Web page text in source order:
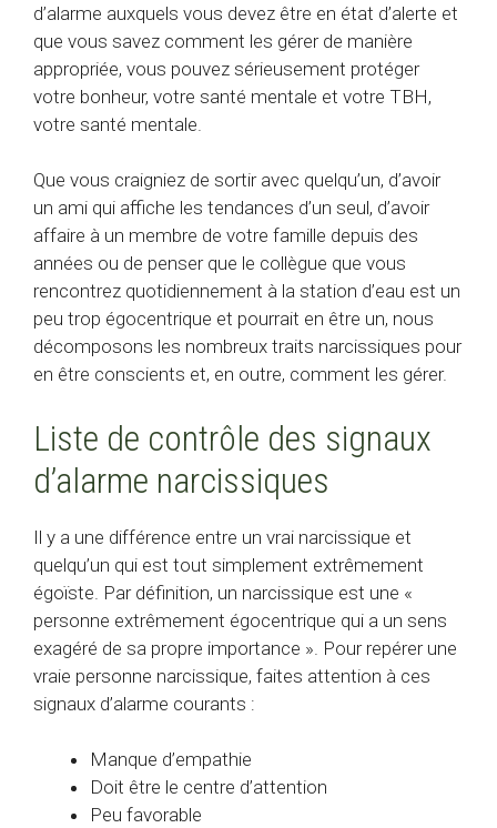
d’alarme auxquels vous devez être en état d’alerte et
que vous savez comment les gérer de manière
appropriée, vous pouvez sérieusement protéger
votre bonheur, votre santé mentale et votre TBH,
votre santé mentale.
Que vous craigniez de sortir avec quelqu’un, d’avoir
un ami qui affiche les tendances d’un seul, d’avoir
affaire à un membre de votre famille depuis des
années ou de penser que le collègue que vous
rencontrez quotidiennement à la station d’eau est un
peu trop égocentrique et pourrait en être un, nous
décomposons les nombreux traits narcissiques pour
en être conscients et, en outre, comment les gérer.
Liste de contrôle des signaux
d’alarme narcissiques
Il y a une différence entre un vrai narcissique et
quelqu’un qui est tout simplement extrêmement
égoïste. Par définition, un narcissique est une «
personne extrêmement égocentrique qui a un sens
exagéré de sa propre importance ». Pour repérer une
vraie personne narcissique, faites attention à ces
signaux d’alarme courants :
Manque d’empathie
Doit être le centre d’attention
Peu favorable